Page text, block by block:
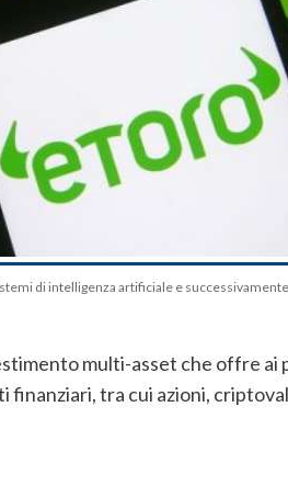
di intelligenza artificiale e
multi-asset che offre ai
finanziari, tra cui azioni,